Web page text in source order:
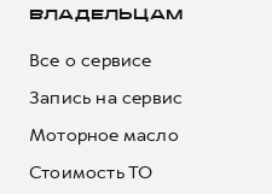
ВЛАДЕЛЬЦАМ
Все о сервисе
Запись на сервис
Моторное масло
Стоимость ТО